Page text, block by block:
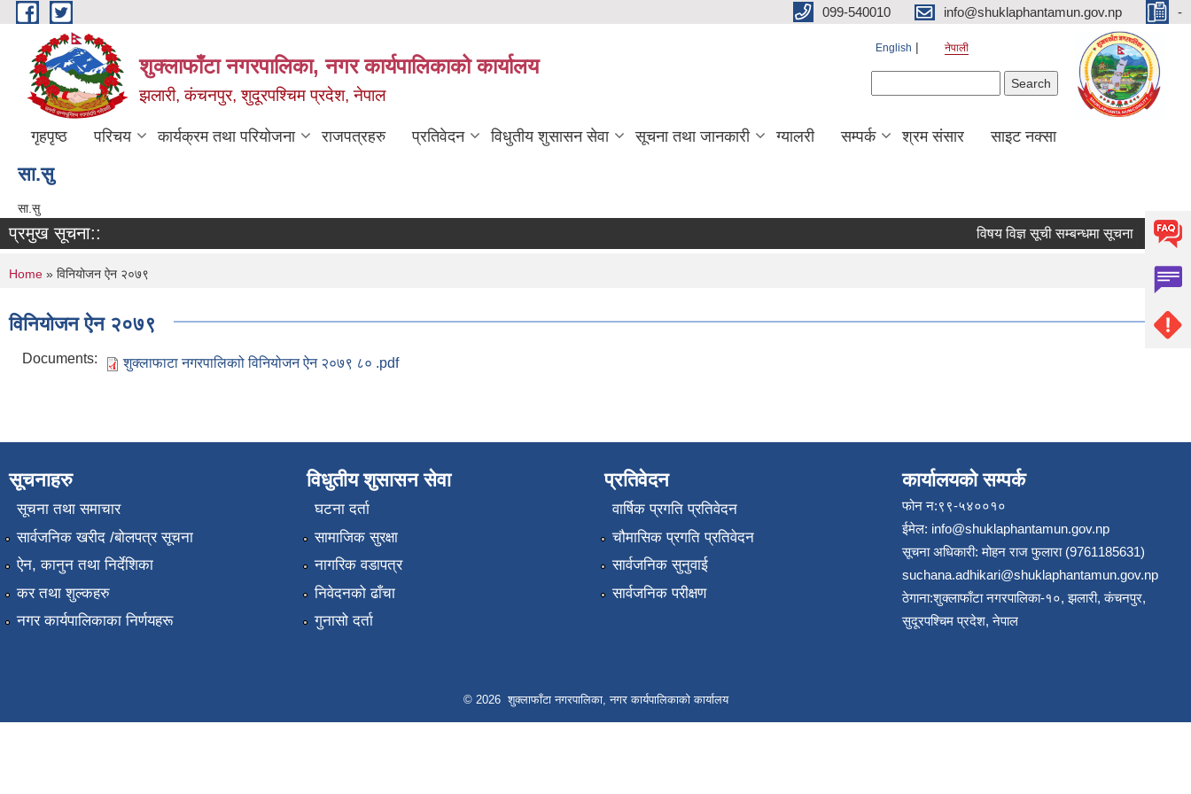
Skip to main content 099-540010 info@shuklaphantamun.gov.np -
शुक्लाफाँटा नगरपालिका, नगर कार्यपालिकाको कार्यालय
झलारी, कंचनपुर, शुदूरपश्चिम प्रदेश, नेपाल
English नेपाली
गृहपृष्ठ परिचय कार्यक्रम तथा परियोजना राजपत्रहरु प्रतिवेदन विधुतीय शुसासन सेवा सूचना तथा जानकारी ग्यालरी सम्पर्क श्रम संसार साइट नक्सा
सा‍.सु
सा‍.सु
प्रमुख सूचना:: विषय विज्ञ सूची सम्बन्धमा सूचना
You are here
Home » विनियोजन ऐन २०७९
विनियोजन ऐन २०७९
Documents: शुक्लाफाटा नगरपालिकाो विनियोजन ऐन २०७९ ८० .pdf
सूचनाहरु
सूचना तथा समाचार
सार्वजनिक खरीद /बोलपत्र सूचना
ऐन, कानुन तथा निर्देशिका
कर तथा शुल्कहरु
नगर कार्यपालिकाका निर्णयहरू
विधुतीय शुसासन सेवा
घटना दर्ता
सामाजिक सुरक्षा
नागरिक वडापत्र
निवेदनको ढाँचा
गुनासो दर्ता
प्रतिवेदन
वार्षिक प्रगति प्रतिवेदन
चौमासिक प्रगति प्रतिवेदन
सार्वजनिक सुनुवाई
सार्वजनिक परीक्षण
कार्यालयको सम्पर्क
फोन न:९९-५४००१०
ईमेल: info@shuklaphantamun.gov.np
सूचना अधिकारी: मोहन राज फुलारा (9761185631)
suchana.adhikari@shuklaphantamun.gov.np
ठेगाना:शुक्लाफाँटा नगरपालिका-१०, झलारी, कंचनपुर,
सुदूरपश्चिम प्रदेश, नेपाल
© 2026 शुक्लाफाँटा नगरपालिका, नगर कार्यपालिकाको कार्यालय